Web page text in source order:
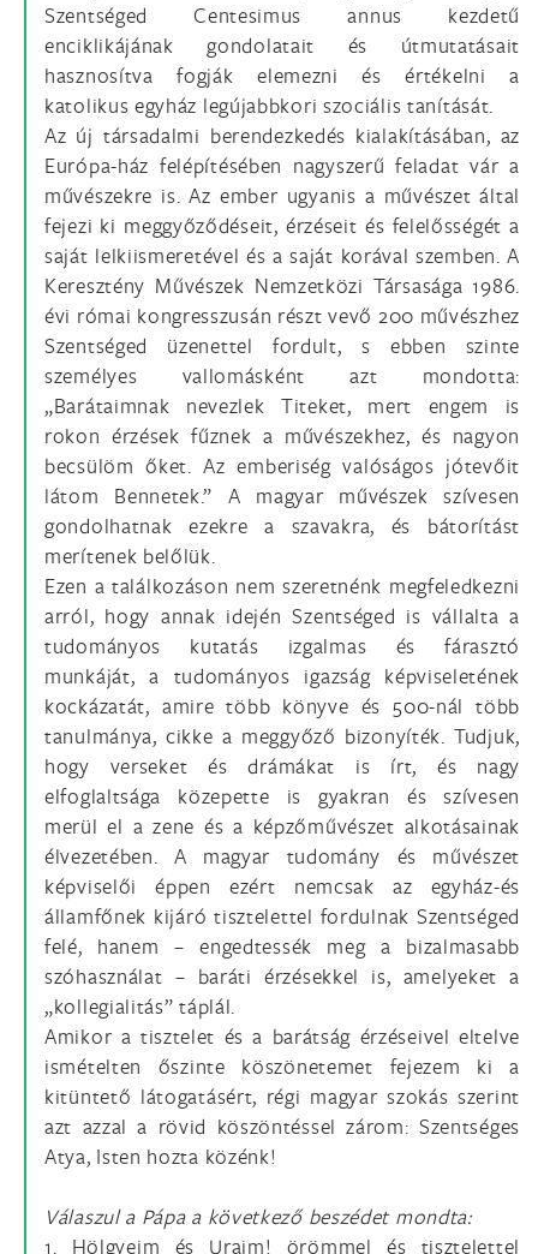
Szentséged Centesimus annus kezdetű
enciklikájának gondolatait és útmutatásait
hasznosítva fogják elemezni és értékelni a
katolikus egyház legújabbkori szociális tanítását.
Az új társadalmi berendezkedés kialakításában, az
Európa-ház felépítésében nagyszerű feladat vár a
művészekre is. Az ember ugyanis a művészet által
fejezi ki meggyőződéseit, érzéseit és felelősségét a
saját lelkiismeretével és a saját korával szemben. A
Keresztény Művészek Nemzetközi Társasága 1986.
évi római kongresszusán részt vevő 200 művészhez
Szentséged üzenettel fordult, s ebben szinte
személyes vallomásként azt mondotta:
„Barátaimnak nevezlek Titeket, mert engem is
rokon érzések fűznek a művészekhez, és nagyon
becsülöm őket. Az emberiség valóságos jótevőit
látom Bennetek.” A magyar művészek szívesen
gondolhatnak ezekre a szavakra, és bátorítást
merítenek belőlük.
Ezen a találkozáson nem szeretnénk megfeledkezni
arról, hogy annak idején Szentséged is vállalta a
tudományos kutatás izgalmas és fárasztó
munkáját, a tudományos igazság képviseletének
kockázatát, amire több könyve és 500-nál több
tanulmánya, cikke a meggyőző bizonyíték. Tudjuk,
hogy verseket és drámákat is írt, és nagy
elfoglaltsága közepette is gyakran és szívesen
merül el a zene és a képzőművészet alkotásainak
élvezetében. A magyar tudomány és művészet
képviselői éppen ezért nemcsak az egyház-és
államfőnek kijáró tisztelettel fordulnak Szentséged
felé, hanem – engedtessék meg a bizalmasabb
szóhasználat – baráti érzésekkel is, amelyeket a
„kollegialitás” táplál.
Amikor a tisztelet és a barátság érzéseivel eltelve
ismételten őszinte köszönetemet fejezem ki a
kitüntető látogatásért, régi magyar szokás szerint
azt azzal a rövid köszöntéssel zárom: Szentséges
Atya, Isten hozta közénk!
Válaszul a Pápa a következő beszédet mondta:
1. Hölgyeim és Uraim! örömmel és tisztelettel